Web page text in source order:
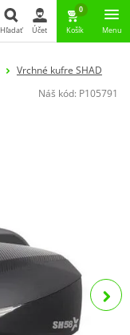
Hľadať
Hľadať Účet
0
Košík Menu
Vrchné kufre SHAD
Náš kód: P105791